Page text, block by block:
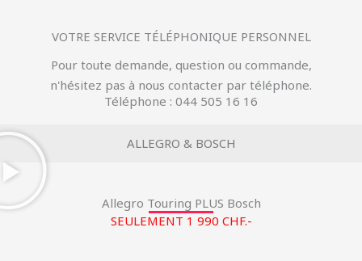
VOTRE SERVICE TÉLÉPHONIQUE PERSONNEL
Pour toute demande, question ou commande,
n'hésitez pas à nous contacter par téléphone.
Téléphone : 044 505 16 16
ALLEGRO & BOSCH
Allegro Touring PLUS Bosch
SEULEMENT 1 990 CHF.-